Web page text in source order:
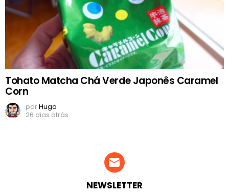
Tohato Matcha Chá Verde Japonês Caramel
Corn
porHugo
26 dias atrás
NEWSLETTER